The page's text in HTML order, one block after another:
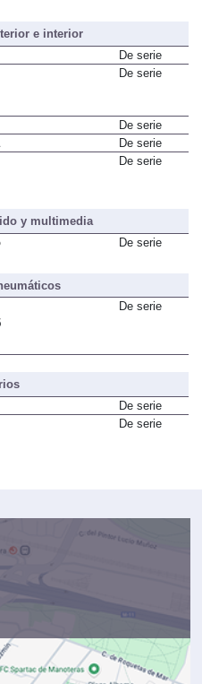
e interior
De serie
De serie
De serie
De serie
De serie
y multimedia
De serie
De serie
De serie
De serie